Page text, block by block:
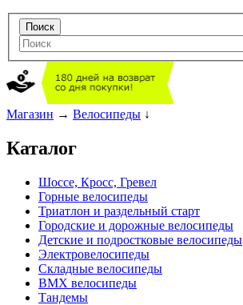
Магазин → Велосипеды ↓
Каталог
Шоссе, Кросс, Гревел
Горные велосипеды
Триатлон и раздельный старт
Городские и дорожные велосипеды
Детские и подростковые велосипеды
Электровелосипеды
Складные велосипеды
BMX велосипеды
Тандемы